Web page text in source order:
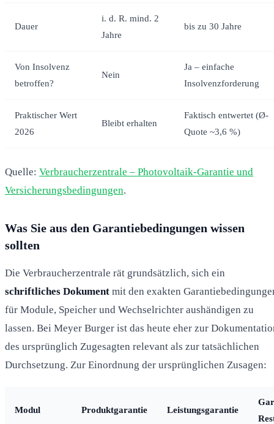
Dauer
i. d. R. mind. 2
Jahre
bis zu 30 Jahre
Von Insolvenz
betroffen?
Nein
Ja – einfache
Insolvenzforderung
Praktischer Wert
2026
Bleibt erhalten
Faktisch entwertet (Ø-
Quote ~3,6 %)
Quelle: Verbraucherzentrale – Photovoltaik-Garantie und
Versicherungsbedingungen.
Was Sie aus den Garantiebedingungen wissen
sollten
Die Verbraucherzentrale rät grundsätzlich, sich ein
schriftliches Dokument mit den exakten
für Module, Speicher und Wechselrichter aushändigen zu
lassen. Bei Meyer Burger ist das heute eher zur
des ursprünglich Zugesagten relevant als zur tatsächlichen
Durchsetzung. Zur Einordnung der ursprünglichen Zusagen:
Modul Produktgarantie Leistungsgarantie